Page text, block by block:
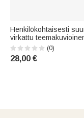
Henkilökohtaisesti
virkattu
vakosamettinen kassi,
on nimi – päivittäiseen
käyttöön sopiva
virkkauksesta
(0)
28,00 €